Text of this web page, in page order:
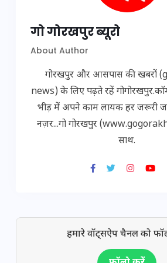
गो गोरखपुर ब्यूरो
About Author
गोरखपुर और आसपास की खबरों
news) के लिए पढ़ते रहें
भीड़ में अपने काम लायक हर जरूरी
नज़र...गो गोरखपुर
साथ.
हमारे वॉट्सऐप चैनल को